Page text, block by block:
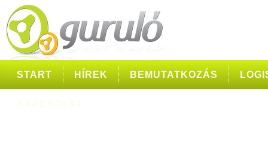
START HÍREK BEMUTATKOZÁS
KAPCSOLAT